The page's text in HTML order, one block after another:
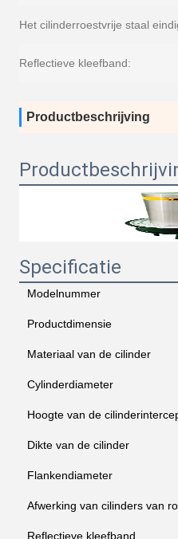
Het cilinderroestvrije staal
Reflectieve kleefband:
Productbeschrijving
Specificatie
Modelnummer
Productdimensie
Materiaal van de cilinder
Cylinderdiameter
Hoogte van de
Dikte van de cilinder
Flankendiameter
Afwerking van cilinders van
Reflectieve kleefband